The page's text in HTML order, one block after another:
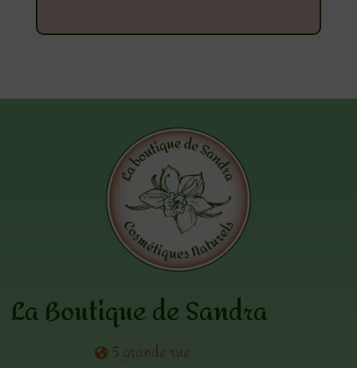
La Boutique de Sandra
5 grande rue